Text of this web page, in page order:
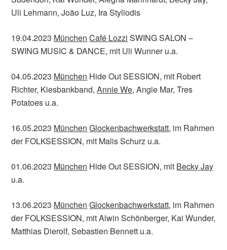
Uli Lehmann, João Luz, Ira Styliodis
19.04.2023 München Café Lozzi SWING SALON –
SWING MUSIC & DANCE, mit Uli Wunner u.a.
04.05.2023 München Hide Out SESSION, mit Robert
Richter, Kiesbankband,Annie We, Angie Mar, Tres
Potatoes u.a.
16.05.2023 München Glockenbachwerkstatt, im Rahmen
der FOLKSESSION, mit Malis Schurz u.a.
01.06.2023 München Hide Out SESSION, mit Becky Jay
u.a.
13.06.2023 München Glockenbachwerkstatt, im Rahmen
der FOLKSESSION, mit Alwin Schönberger, Kai Wunder,
Matthias Dierolf, Sebastien Bennett u.a.